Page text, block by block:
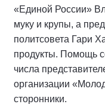
«Единой России»
муку и крупы, а
политсовета Гари
продукты. Помощь
числа
организации
сторонники.